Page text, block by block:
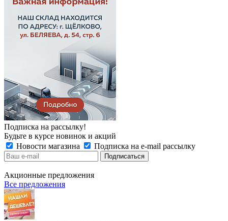
Подписка на рассылку!
Будьте в курсе новинок и акций
Новости магазина
Подписка на e-mail рассылку
Акционные предложения
Все предложения